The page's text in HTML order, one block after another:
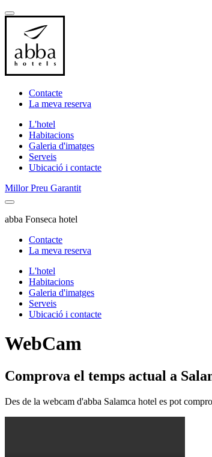
Contacte
La meva reserva
L'hotel
Habitacions
Galeria d'imatges
Serveis
Ubicació i contacte
Millor Preu Garantit
abba Fonseca hotel
Contacte
La meva reserva
L'hotel
Habitacions
Galeria d'imatges
Serveis
Ubicació i contacte
WebCam
Comprova el temps actual a
Des de la webcam d'abba Salamca hotel es pot